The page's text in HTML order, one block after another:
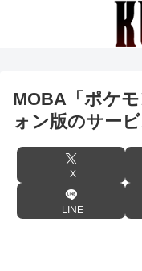
MOBA「ポケ
ォン版のサー
X
LINE